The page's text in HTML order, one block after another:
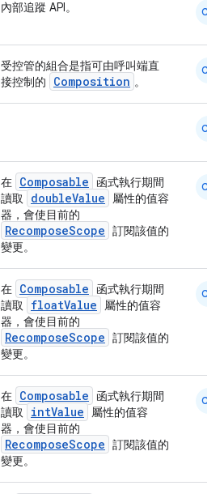
內部追蹤 API。 CM
受控管的組合是指可由呼叫端直
接控制的
Composition 。
CM
CM
在 Composable
函式執行期間
讀取
doubleValue
屬性的值容
器，會使目前的
RecomposeScope 訂閱該值的
變更。
CM
在 Composable
函式執行期間
讀取
floatValue
屬性的值容
器，會使目前的
RecomposeScope 訂閱該值的
變更。
CM
在 Composable
函式執行期間
讀取
intValue
屬性的值容
器，會使目前的
RecomposeScope 訂閱該值的
變更。
CM